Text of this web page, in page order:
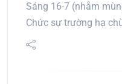
Sáng 16-7 (nhằm
Chức sự trường hạ